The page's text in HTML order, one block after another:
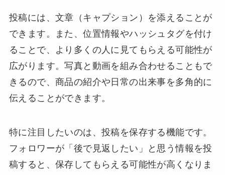
投稿には、文章（キャプション）を添えることが
できます。また、位置情報やハッシュタグを付け
ることで、より多くの人に見てもらえる可能性が
広がります。写真と動画を組み合わせることもで
きるので、商品の紹介や日常の出来事を多角的に
伝えることができます。
特に注目したいのは、投稿を保存する機能です。
フォロワーが「後で見返したい」と思う情報を投
稿すると、保存してもらえる可能性が高くなりま